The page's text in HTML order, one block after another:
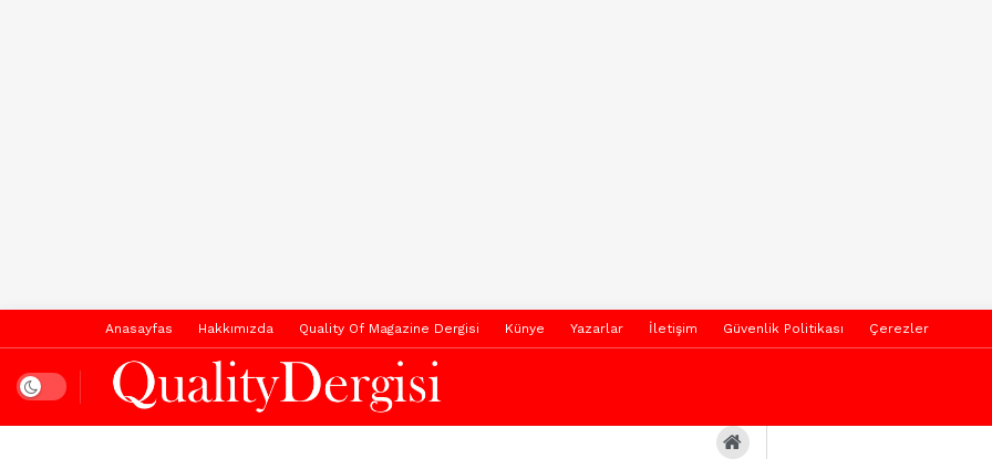
Anasayfas Hakkımızda Quality Of Magazine Dergisi Künye Yazarlar İletişim Güvenlik Politikası Çerezler
Dark mode